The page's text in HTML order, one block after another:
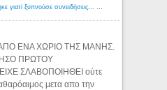
ΑΠΟ ΕΝΑ ΧΩΡΙΟ ΤΗΣ ΜΑΝΗΣ.
ΠΡΩΤΟΥ
ΣΛΑΒΟΠΟΙΗΘΕΙ ούτε
μετα απο την